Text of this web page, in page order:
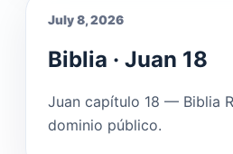
July 8, 2026
Biblia · Juan 18
Juan capítulo 18 — Biblia
dominio público.